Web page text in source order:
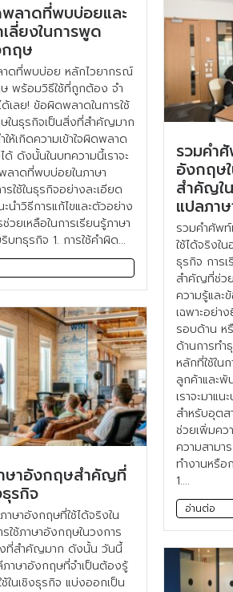
ลาดที่พบบ่อยและ
ลี่ยงในการพูด
ฤษ
ดที่พบบ่อย หลักไวยากรณ์
พร้อมวิธีใช้ที่ถูกต้อง จำ
ด้เลย! ข้อผิดพลาดในการใช้
ในธุรกิจเป็นสิ่งที่สำคัญมาก
ให้เกิดความเข้าใจผิดพลาด
ด้ ดังนั้นในบทความนี้เราจะ
าดที่พบบ่อยในภาษา
ใช้ในธุรกิจอย่างละเอียด
นำวิธีการแก้ไขและตัวอย่าง
วยเหลือในการเรียนรู้ภาษา
บทธุรกิจ 1. การใช้คำผิด...
รวมคำ
อังกฤษ
สำคัญใ
แปลภา
รวมคำศัพท์
ใช้ได้จริงใ
ธุรกิจ การ
สำคัญที่ช่วย
ความรู้และ
เฉพาะอย่า
รอบด้าน ห
ด้านการทำ
หลักที่ใช้ใน
ลูกค้าและพั
เราจะมาแ
สำหรับอุตส
ช่วยเพิ่มคว
ความสามา
ทำงานหรือ
1....
อ่านต่อ
ษาอังกฤษสำคัญที่
ธุรกิจ
าษาอังกฤษที่ใช้ได้จริงใน
ใช้ภาษาอังกฤษในวงการ
ที่สำคัญมาก ดังนั้น วันนี้
ภาษาอังกฤษที่จำเป็นต้องรู้
ช้ในเชิงธุรกิจ แบ่งออกเป็น